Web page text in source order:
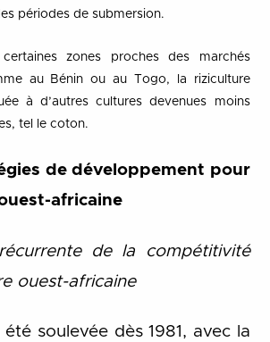
périodes de submersion.
zones proches des marchés
au Bénin ou au Togo, la riziculture
à d’autres cultures devenues moins
tel le coton.
de développement pour
africaine
de la compétitivité
ouest-africaine
soulevée dès 1981, avec la